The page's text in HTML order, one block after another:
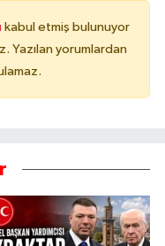
kabul etmiş bulunuyor
Yazılan yorumlardan